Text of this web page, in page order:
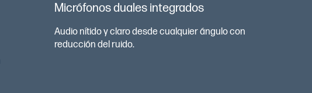
Micrófonos duales integrados
Audio nítido y claro desde cualquier ángulo con
reducción del ruido.